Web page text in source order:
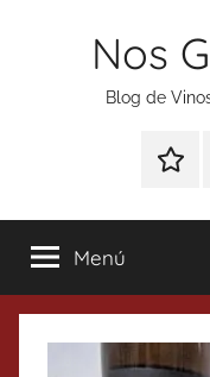
Nos
Blog de
Tonics
Menú